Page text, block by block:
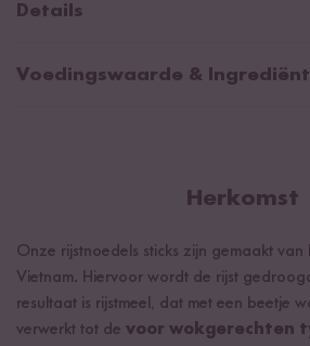
Details
Glutenvrij & zonder conserveermiddelen
Voedingswaarde &
Gemiddelde voedingswaarden per 100g/
waarvan verzadigde vetzuren
Koolhydraten
Herkomst
Onze rijstnoedels sticks zijn gemaakt van
Vietnam. Hiervoor wordt de rijst
resultaat is rijstmeel, dat met een beetje
verwerkt tot de voor wokgerechten